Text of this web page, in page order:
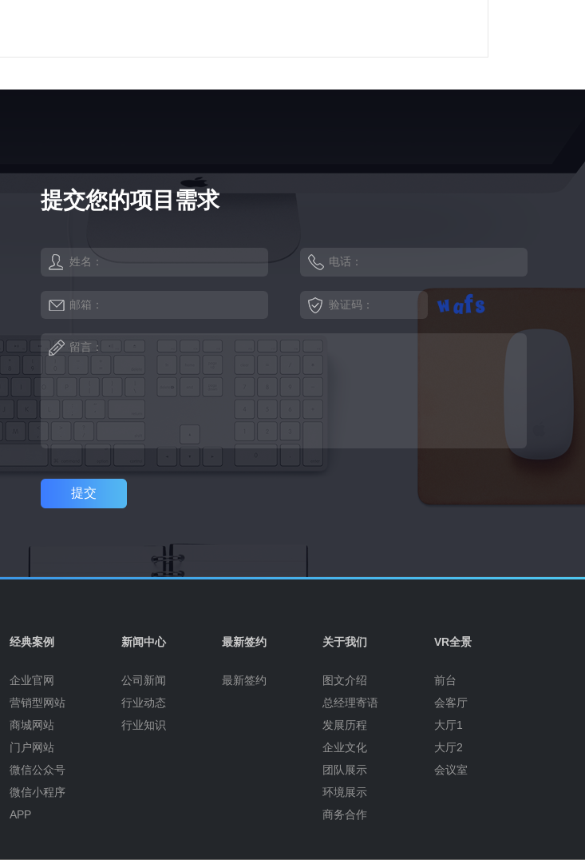
提交您的项目需求
姓名： 电话：
邮箱： 验证码：
留言：
提交
经典案例
企业官网
营销型网站
商城网站
门户网站
微信公众号
微信小程序
APP
新闻中心
公司新闻
行业动态
行业知识
最新签约
最新签约
关于我们
图文介绍
总经理寄语
发展历程
企业文化
团队展示
环境展示
商务合作
VR全景
前台
会客厅
大厅1
大厅2
会议室